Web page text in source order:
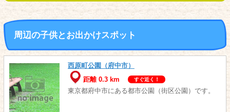
周辺の子供とお出かけスポット
西原町公園（府中市）
距離 0.3 km
すぐ近く！
東京都府中市にある都市公園（街区公園）です。